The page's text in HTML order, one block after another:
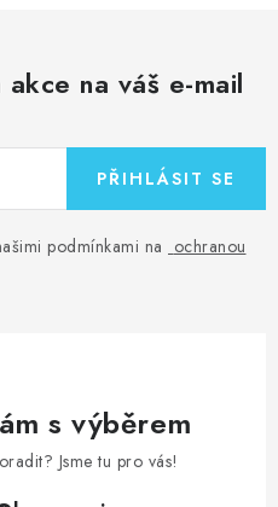
na váš e-mail
podmínkami na ochranou
PŘIHLÁSIT SE
s výběrem
Jsme tu pro vás!